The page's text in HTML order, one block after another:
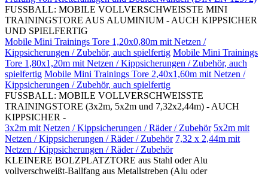
FUSSBALL: MOBILE VOLLVERSCHWEISSTE MINI
TRAININGSTORE AUS ALUMINIUM - AUCH KIPPSICHER
UND SPIELFERTIG
Mobile Mini Trainings Tore 1,20x0,80m mit Netzen /
Kippsicherungen / Zubehör, auch spielfertig Mobile Mini Trainings
Tore 1,80x1,20m mit Netzen / Kippsicherungen / Zubehör, auch
spielfertig Mobile Mini Trainings Tore 2,40x1,60m mit Netzen /
Kippsicherungen / Zubehör, auch spielfertig
FUSSBALL: MOBILE VOLLVERSCHWEISSTE
TRAININGSTORE (3x2m, 5x2m und 7,32x2,44m) - AUCH
KIPPSICHER -
3x2m mit Netzen / Kippsicherungen / Räder / Zubehör 5x2m mit
Netzen / Kippsicherungen / Räder / Zubehör 7,32 x 2,44m mit
Netzen / Kippsicherungen / Räder / Zubehör
KLEINERE BOLZPLATZTORE aus Stahl oder Alu
vollverschweißt-Ballfang aus Metallstreben (Alu oder